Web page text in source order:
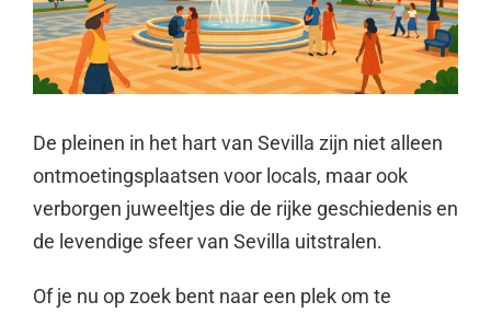
De pleinen in het hart van Sevilla zijn niet alleen
ontmoetingsplaatsen voor locals, maar ook
verborgen juweeltjes die de rijke geschiedenis en
de levendige sfeer van Sevilla uitstralen.
Of je nu op zoek bent naar een plek om te